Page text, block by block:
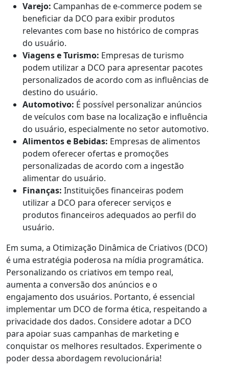
Varejo: Campanhas de e-commerce podem se
beneficiar da DCO para exibir produtos
relevantes com base no histórico de compras
do usuário.
Viagens e Turismo: Empresas de turismo
podem utilizar a DCO para apresentar pacotes
personalizados de acordo com as influências de
destino do usuário.
Automotivo: É possível personalizar anúncios
de veículos com base na localização e influência
do usuário, especialmente no setor automotivo.
Alimentos e Bebidas: Empresas de alimentos
podem oferecer ofertas e promoções
personalizadas de acordo com a ingestão
alimentar do usuário.
Finanças: Instituições financeiras podem
utilizar a DCO para oferecer serviços e
produtos financeiros adequados ao perfil do
usuário.
Em suma, a Otimização Dinâmica de Criativos (DCO)
é uma estratégia poderosa na mídia programática.
Personalizando os criativos em tempo real,
aumenta a conversão dos anúncios e o
engajamento dos usuários. Portanto, é essencial
implementar um DCO de forma ética, respeitando a
privacidade dos dados. Considere adotar a DCO
para apoiar suas campanhas de marketing e
conquistar os melhores resultados. Experimente o
poder dessa abordagem revolucionária!